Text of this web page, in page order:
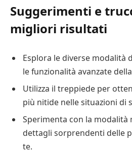
Suggerimenti e
migliori risultati
Esplora le diverse modalità
le funzionalità avanzate
Utilizza il treppiede per
più nitide nelle situazioni di
Sperimenta con la
dettagli sorprendenti delle
te.